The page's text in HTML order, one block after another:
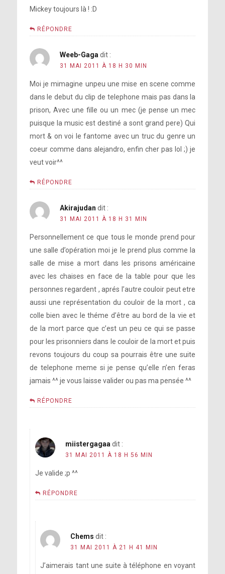
Mickey toujours là ! :D
RÉPONDRE
Weeb-Gaga dit :
31 MAI 2011 À 18 H 30 MIN
Moi je mimagine unpeu une mise en scene comme
dans le debut du clip de telephone mais pas dans la
prison, Avec une fille ou un mec (je pense un mec
puisque la music est destiné a sont grand pere) Qui
mort & on voi le fantome avec un truc du genre un
coeur comme dans alejandro, enfin cher pas lol ;) je
veut voir^^
RÉPONDRE
Akirajudan dit :
31 MAI 2011 À 18 H 31 MIN
Personnellement ce que tous le monde prend pour
une salle d’opération moi je le prend plus comme la
salle de mise a mort dans les prisons américaine
avec les chaises en face de la table pour que les
personnes regardent , aprés l’autre couloir peut etre
aussi une représentation du couloir de la mort , ca
colle bien avec le théme d’être au bord de la vie et
de la mort parce que c’est un peu ce qui se passe
pour les prisonniers dans le couloir de la mort et puis
revons toujours du coup sa pourrais être une suite
de telephone meme si je pense qu’elle n’en feras
jamais ^^ je vous laisse valider ou pas ma pensée ^^
RÉPONDRE
miistergagaa dit :
31 MAI 2011 À 18 H 56 MIN
Je valide ;p ^^
RÉPONDRE
Chems dit :
31 MAI 2011 À 21 H 41 MIN
J’aimerais tant une suite à téléphone en voyant